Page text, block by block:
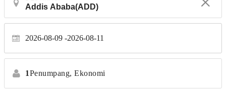
2026-08-09 2026-08-11
1Penumpang, Ekonomi